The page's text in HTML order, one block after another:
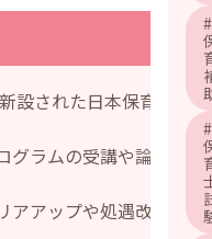
#
#
設された日本保育連
ラムの受講や論文
アップや処遇改善